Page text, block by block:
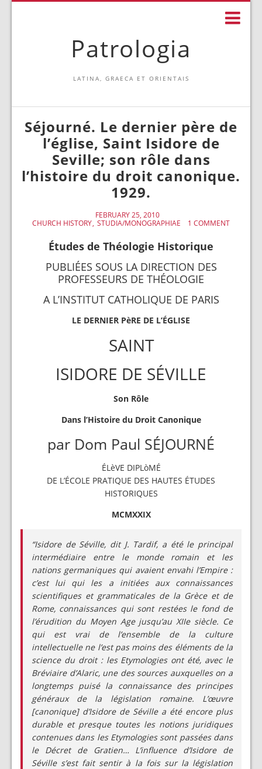
Patrologia
LATINA, GRAECA ET ORIENTAIS
Séjourné. Le dernier père de
l’église, Saint Isidore de
Seville; son rôle dans
l’histoire du droit canonique.
1929.
FEBRUARY 25, 2010
CHURCH HISTORY STUDIA/MONOGRAPHIAE 1 COMMENT
Études de Théologie Historique
PUBLIÉES SOUS LA DIRECTION DES
PROFESSEURS DE THÉOLOGIE
A L’INSTITUT CATHOLIQUE DE PARIS
LE DERNIER PèRE DE L’ÉGLISE
SAINT
ISIDORE DE SÉVILLE
Son Rôle
Dans l’Histoire du Droit Canonique
par Dom Paul SÉJOURNÉ
ÉLèVE DIPLòMÉ
DE L’ÉCOLE PRATIQUE DES HAUTES ÉTUDES
HISTORIQUES
MCMXXIX
“Isidore de Séville, dit J. Tardif, a été le principal
intermédiaire entre le monde romain et les
nations germaniques qui avaient envahi l’Empire :
c’est lui qui les a initiées aux connaissances
scientifiques et grammaticales de la Grèce et de
Rome, connaissances qui sont restées le fond de
l’érudition du Moyen Age jusqu’au XIIe siècle. Ce
qui est vrai de l’ensemble de la culture
intellectuelle ne l’est pas moins des éléments de la
science du droit : les Etymologies ont été, avec le
Bréviaire d’Alaric, une des sources auxquelles on a
longtemps puisé la connaissance des principes
généraux de la législation romaine. L’œuvre
[canonique] d’Isidore de Séville a été encore plus
durable et presque toutes les notions juridiques
contenues dans les Etymologies sont passées dans
le Décret de Gratien… L’influence d’Isidore de
Séville s’est fait sentir à la fois sur la législation